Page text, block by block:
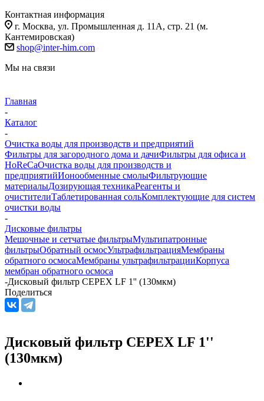
Контактная информация
г. Москва, ул. Промышленная д. 11А, стр. 21 (м.
Кантемировская)
shop@inter-him.com
Мы на связи
Главная
-
Каталог
-
Очистка воды для производств и предприятий
Фильтры для загородного дома и дачиФильтры для офиса и
HoReCaОчистка воды для производств и
предприятийИонообменные смолыФильтрующие
материалыДозирующая техникаРеагенты и
очистителиТаблетированная сольКомплектующие для систем
очистки воды
-
Дисковые фильтры
Мешочные и сетчатые фильтрыМультипатронные
фильтрыОбратный осмосУльтрафильтрацияМембраны
обратного осмосаМембраны ультрафильтрацииКорпуса
мембран обратного осмоса
-Дисковый фильтр CEPEX LF 1'' (130мкм)
Поделиться
Дисковый фильтр CEPEX LF 1''
(130мкм)